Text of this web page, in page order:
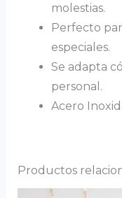
molestias.
Perfecto
especiales.
Se adapta
personal.
Acero
Productos